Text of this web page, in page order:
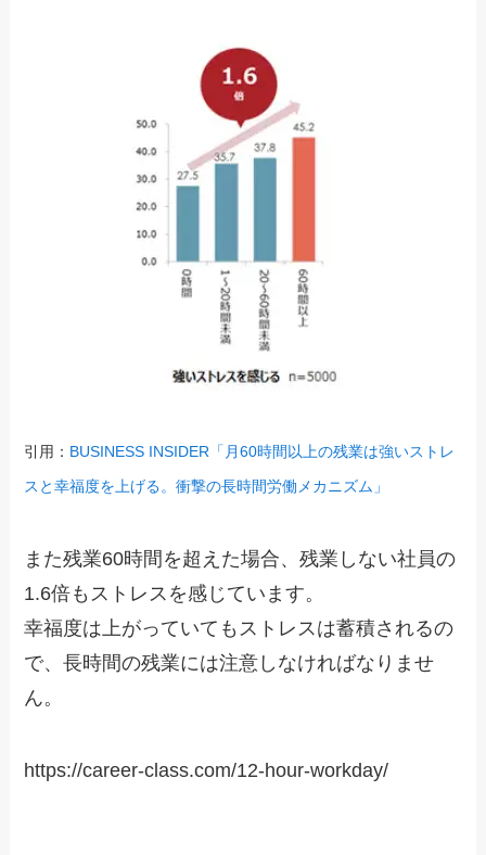
引用： BUSINESS INSIDER「月60時間以上の残業は強いストレ
スと幸福度を上げる。衝撃の長時間労働メカニズム」
また残業60時間を超えた場合、残業しない社員の
1.6倍もストレスを感じています。
幸福度は上がっていてもストレスは蓄積されるの
で、長時間の残業には注意しなければなりませ
ん。
https://career-class.com/12-hour-workday/